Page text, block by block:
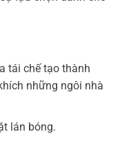
tái chế tạo thành
những ngôi nhà
lán bóng.